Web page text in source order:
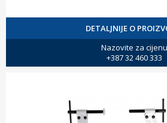
DETALJNIJE O
Nazovite za cijenu
+387 32 460 333